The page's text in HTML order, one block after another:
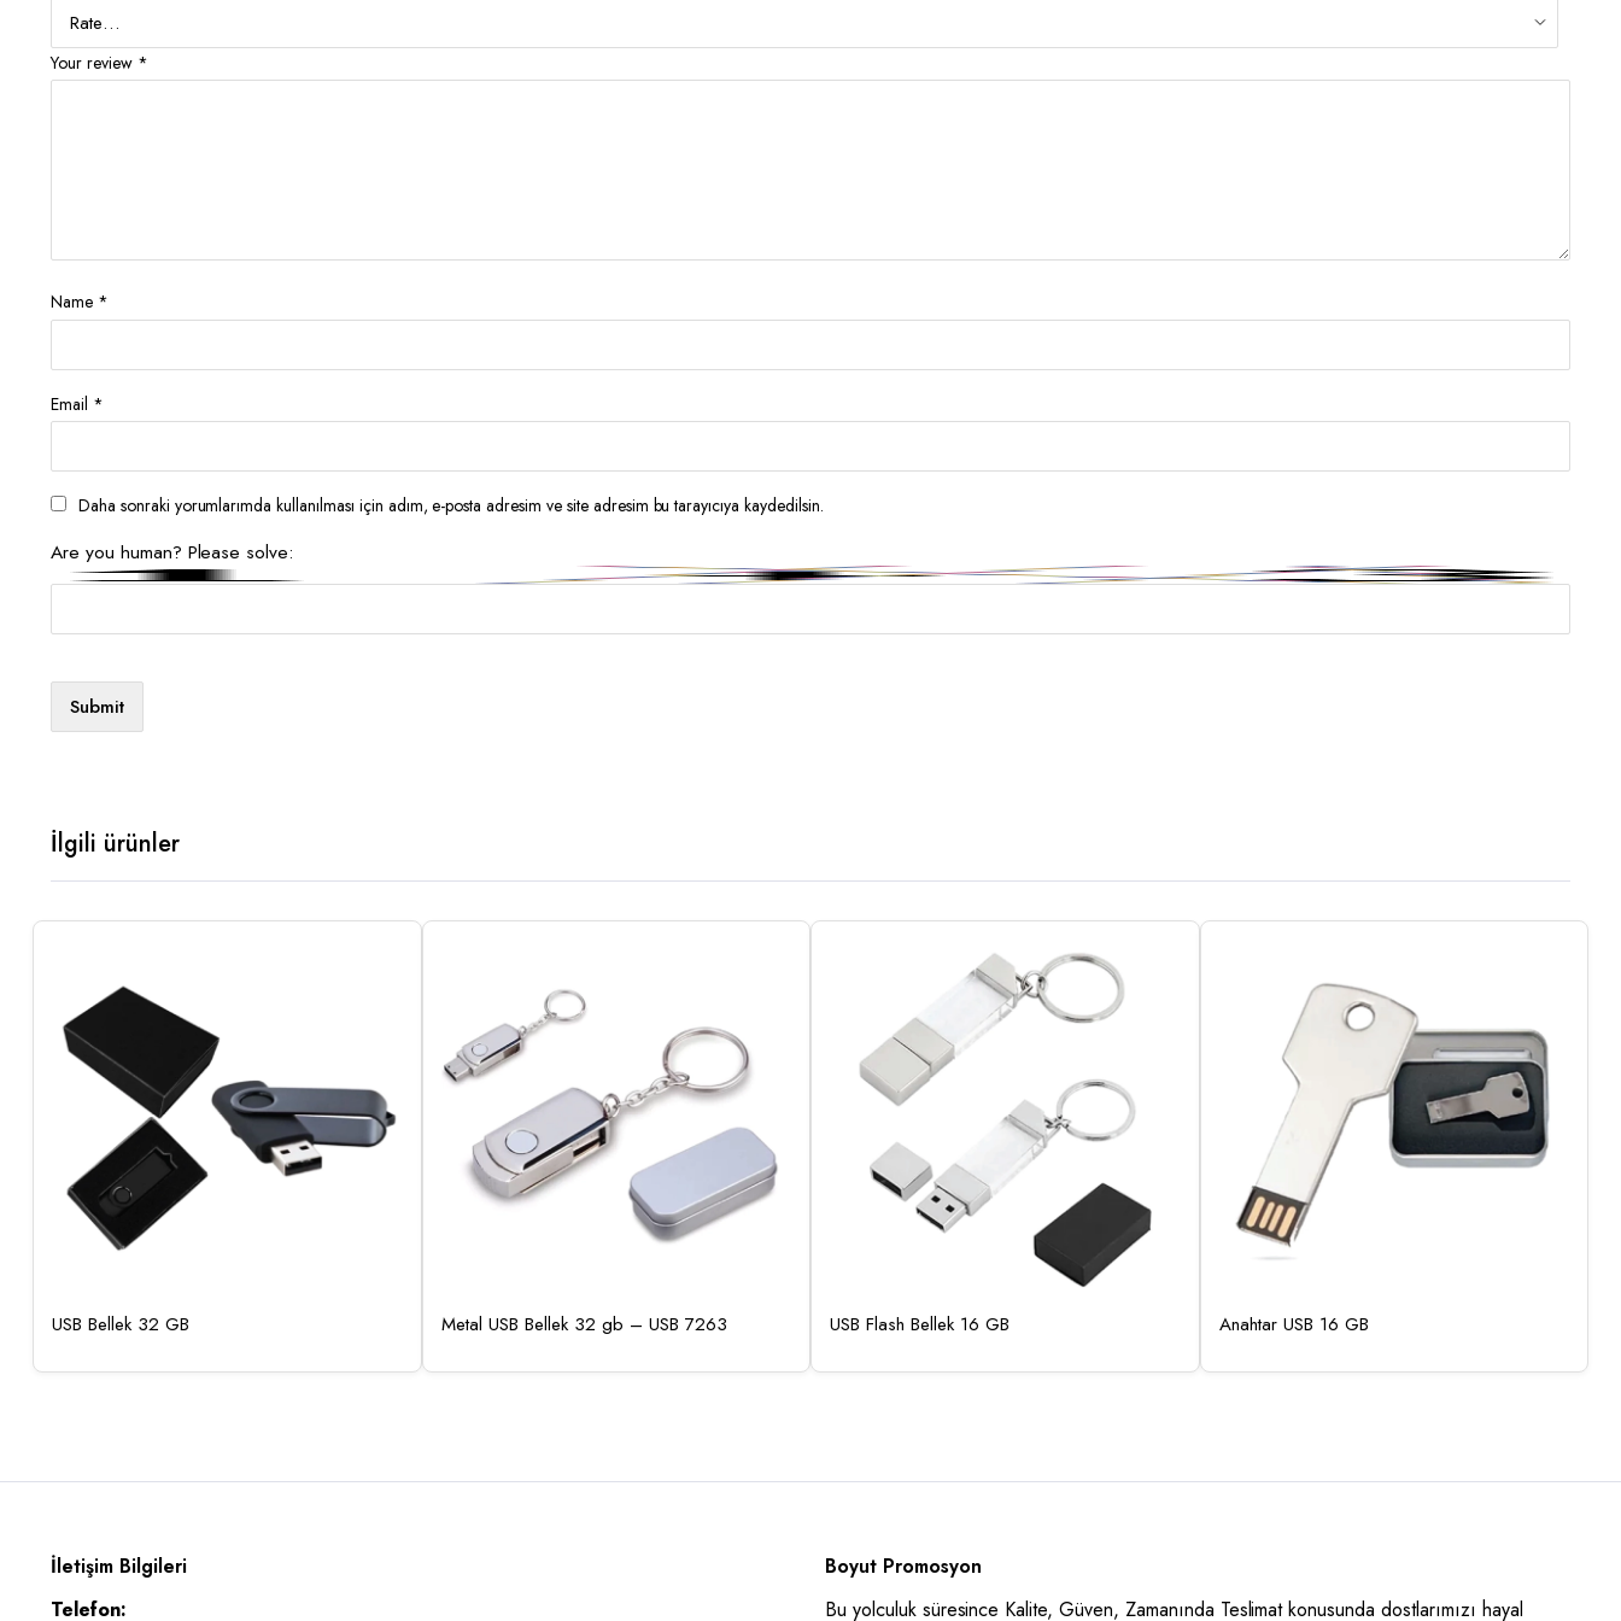
Your review *
Name *
Email *
Daha sonraki yorumlarımda kullanılması için adım, e-posta adresim ve site adresim bu tarayıcıya kaydedilsin.
Are you human? Please solve:
İlgili ürünler
USB Bellek 32 GB Metal USB Bellek 32 gb – USB 7263 USB Flash Bellek 16 GB Anahtar USB 16 GB
İletişim Bilgileri
Telefon:
Boyut Promosyon
Bu yolculuk süresince Kalite, Güven, Zamanında Teslimat konusunda dostlarımızı hayal